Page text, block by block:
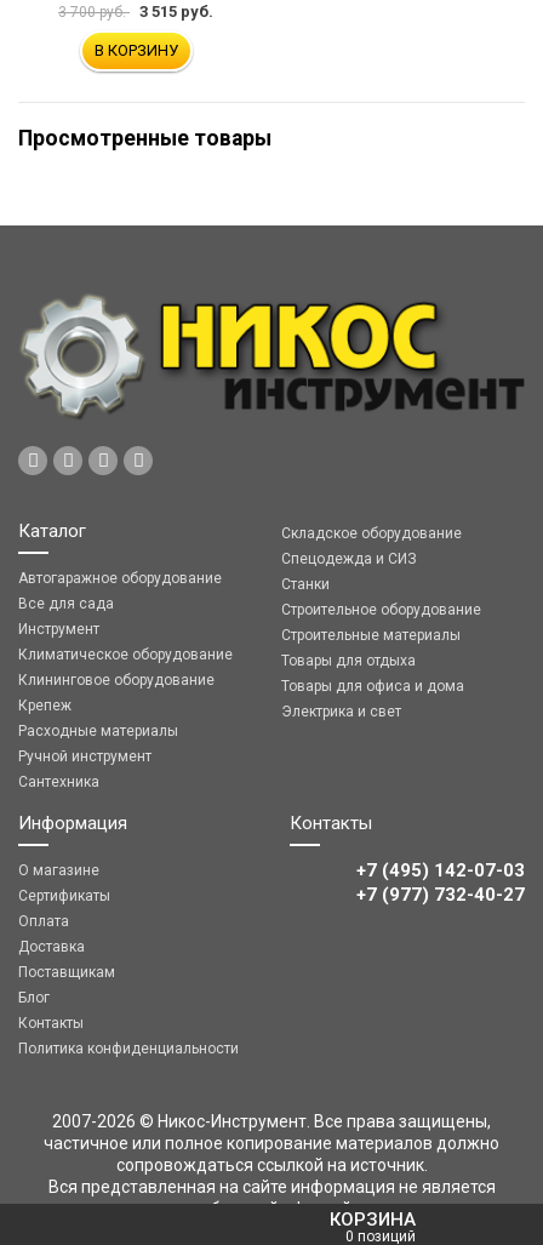
КОРЗИНА
0 позиций
3 700 руб. 3 515 руб.
В КОРЗИНУ
Просмотренные товары
Каталог
Автогаражное оборудование
Все для сада
Инструмент
Климатическое оборудование
Клининговое оборудование
Крепеж
Расходные материалы
Ручной инструмент
Сантехника
Складское оборудование
Спецодежда и СИЗ
Станки
Строительное оборудование
Строительные материалы
Товары для отдыха
Товары для офиса и дома
Электрика и свет
Информация
О магазине
Сертификаты
Оплата
Доставка
Поставщикам
Блог
Контакты
Политика конфиденциальности
Контакты
+7 (495) 142-07-03
‎‎+7 (977) 732-40-27
2007-2026 © Никос-Инструмент. Все права защищены,
частичное или полное копирование материалов должно
сопровождаться ссылкой на источник.
Вся представленная на сайте информация не является
публичной офертой